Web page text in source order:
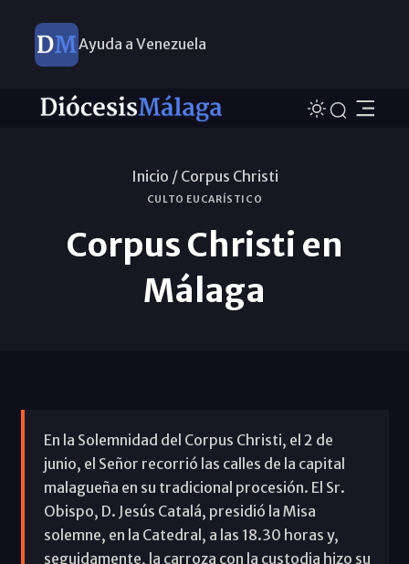
Ayuda a Venezuela
Inicio / Corpus Christi
CULTO EUCARÍSTICO
Corpus Christi en
Málaga
En la Solemnidad del Corpus Christi, el 2 de
junio, el Señor recorrió las calles de la capital
malagueña en su tradicional procesión. El Sr.
Obispo, D. Jesús Catalá, presidió la Misa
solemne, en la Catedral, a las 18.30 horas y,
seguidamente, la carroza con la custodia hizo su